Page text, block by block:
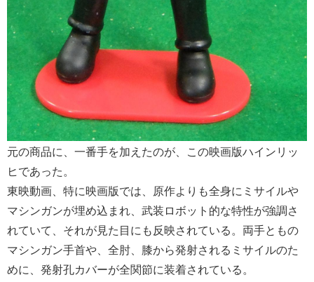
元の商品に、一番手を加えたのが、この映画版ハインリッ
ヒであった。
東映動画、特に映画版では、原作よりも全身にミサイルや
マシンガンが埋め込まれ、武装ロボット的な特性が強調さ
れていて、それが見た目にも反映されている。両手ともの
マシンガン手首や、全肘、膝から発射されるミサイルのた
めに、発射孔カバーが全関節に装着されている。